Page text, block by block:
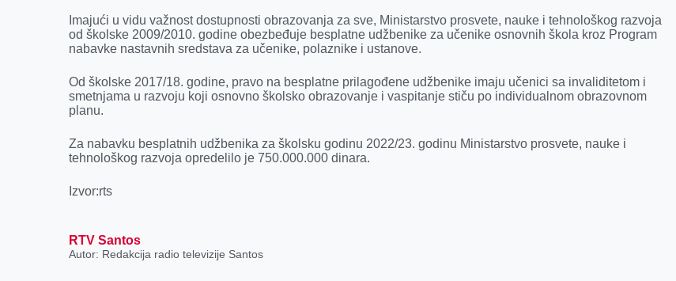
Imajući u vidu važnost dostupnosti obrazovanja za sve, Ministarstvo prosvete, nauke i tehnološkog razvoja
od školske 2009/2010. godine obezbeđuje besplatne udžbenike za učenike osnovnih škola kroz Program
nabavke nastavnih sredstava za učenike, polaznike i ustanove.
Od školske 2017/18. godine, pravo na besplatne prilagođene udžbenike imaju učenici sa invaliditetom i
smetnjama u razvoju koji osnovno školsko obrazovanje i vaspitanje stiču po individualnom obrazovnom
planu.
Za nabavku besplatnih udžbenika za školsku godinu 2022/23. godinu Ministarstvo prosvete, nauke i
tehnološkog razvoja opredelilo je 750.000.000 dinara.
Izvor:rts
RTV Santos
Autor: Redakcija radio televizije Santos